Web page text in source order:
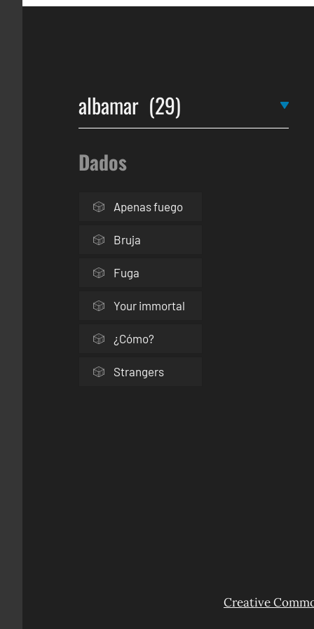
Dados
Apenas fuego
Bruja
Fuga
Your immortal
¿Cómo?
Strangers
Creative